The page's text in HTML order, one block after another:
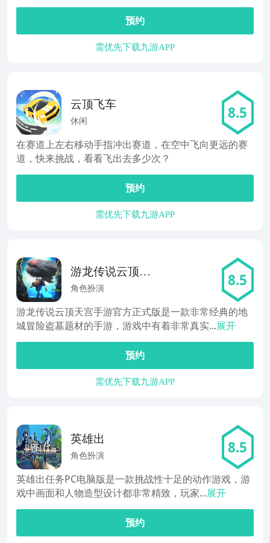
预约
需优先下载九游APP
云顶飞车
休闲 8.5
在赛道上左右移动手指冲出赛道，在空中飞向更远的赛
道，快来挑战，看看飞出去多少次？
预约
需优先下载九游APP
游龙传说云顶天
宫
角色扮演 8.5
游龙传说云顶天宫手游官方正式版是一款非常经典的地
城冒险盗墓题材的手游，游戏中有着非常真实...展开
预约
需优先下载九游APP
英雄出
角色扮演 8.5
英雄出任务PC电脑版是一款挑战性十足的动作游戏，游
戏中画面和人物造型设计都非常精致，玩家...展开
预约